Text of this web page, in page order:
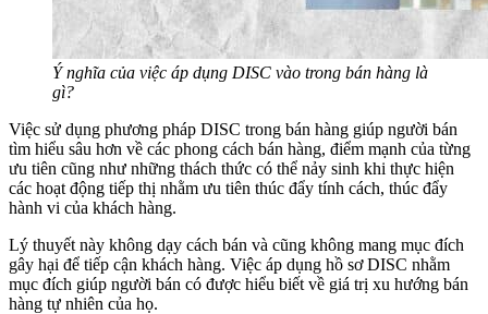
Ý nghĩa của việc áp dụng DISC vào trong bán hàng là
gì?
Việc sử dụng phương pháp DISC trong bán hàng giúp người bán
tìm hiểu sâu hơn về các phong cách bán hàng, điểm mạnh của từng
ưu tiên cũng như những thách thức có thể nảy sinh khi thực hiện
các hoạt động tiếp thị nhằm ưu tiên thúc đẩy tính cách, thúc đẩy
hành vi của khách hàng.
Lý thuyết này không dạy cách bán và cũng không mang mục đích
gây hại để tiếp cận khách hàng. Việc áp dụng hồ sơ DISC nhằm
mục đích giúp người bán có được hiểu biết về giá trị xu hướng bán
hàng tự nhiên của họ.